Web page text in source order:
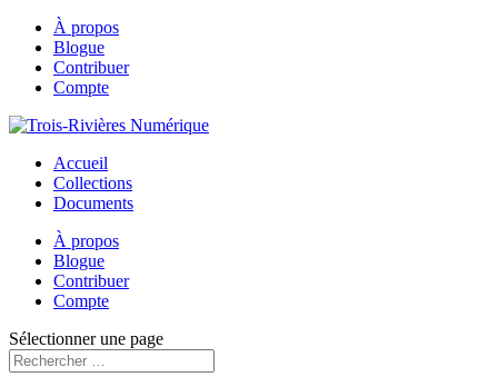
À propos
Blogue
Contribuer
Compte
Accueil
Collections
Documents
À propos
Blogue
Contribuer
Compte
Sélectionner une page